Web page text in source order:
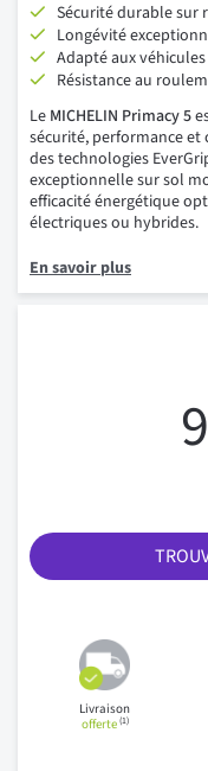
Sécurité durable sur
Longévité
Adapté aux
Résistance au
Le MICHELIN Primacy 5
sécurité, performance
des technologies
exceptionnelle sur sol
efficacité énergétique
électriques ou hybrides.
En savoir plus
Livraison
offerte(1)